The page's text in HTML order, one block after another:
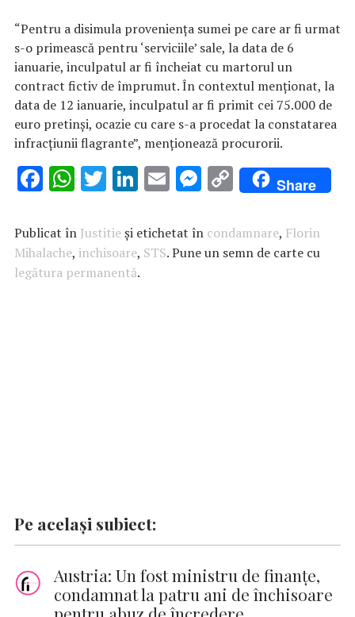
“Pentru a disimula provenienţa sumei pe care ar fi urmat
s-o primească pentru ‘serviciile’ sale, la data de 6
ianuarie, inculpatul ar fi încheiat cu martorul un
contract fictiv de împrumut. În contextul menţionat, la
data de 12 ianuarie, inculpatul ar fi primit cei 75.000 de
euro pretinşi, ocazie cu care s-a procedat la constatarea
infracţiunii flagrante”, menţionează procurorii.
F
e
b
o
W
at
s
A
T
it
te
r
Li
k
e
dI
E
ai
l
M
se
n
C
o
p
y
Share
Publicat în Justitieși etichetat în condamnare, Florin
Mihalache, inchisoare, STS. Pune un semn de carte cu
legătura permanentă.
Pe același subiect:
Austria: Un fost ministru de finanţe,
condamnat la patru ani de închisoare